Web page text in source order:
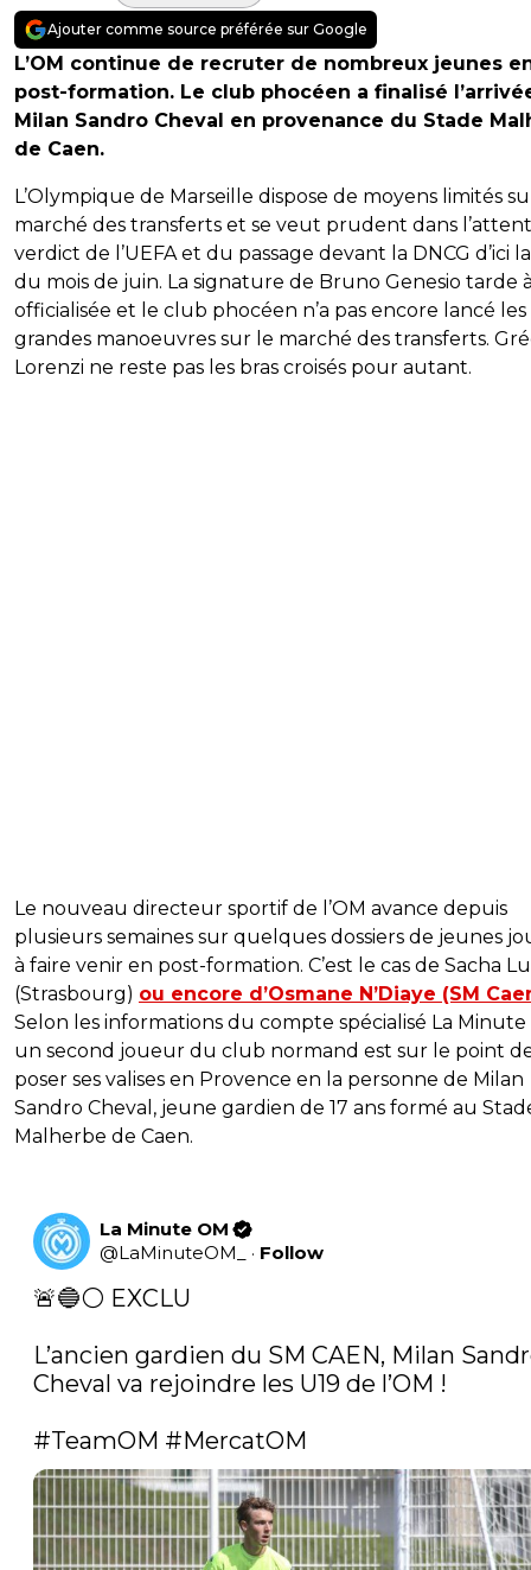
Ajouter comme source préférée sur Google
L’OM continue de recruter de nombreux jeunes
post-formation. Le club phocéen a finalisé
Milan Sandro Cheval en provenance du Stade
de Caen.
L’Olympique de Marseille dispose de moyens limités
marché des transferts et se veut prudent dans
verdict de l’UEFA et du passage devant la DNCG d’ici
du mois de juin. La signature de Bruno Genesio tarde
officialisée et le club phocéen n’a pas encore lancé les
grandes manoeuvres sur le marché des transferts.
Lorenzi ne reste pas les bras croisés pour autant.
Le nouveau directeur sportif de l’OM avance depuis
plusieurs semaines sur quelques dossiers de jeunes
à faire venir en post-formation. C’est le cas de Sacha
(Strasbourg) ou encore d’Osmane N’Diaye (SM
Selon les informations du compte spécialisé La Minute
un second joueur du club normand est sur le point
poser ses valises en Provence en la personne de Milan
Sandro Cheval, jeune gardien de 17 ans formé au
Malherbe de Caen.
La Minute OM
@LaMinuteOM_ · Follow
🚨🔵⚪️ EXCLU
L’ancien gardien du SM CAEN, Milan
Cheval va rejoindre les U19 de l’OM !
#TeamOM #MercatOM